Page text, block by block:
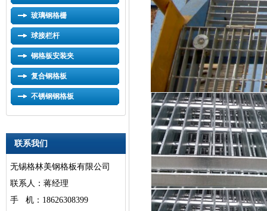
玻璃钢格栅
球接栏杆
钢格板安装夹
复合钢格板
不锈钢钢格板
联系我们
无锡格林美钢格板有限公司
联系人：蒋经理
手 机：18626308399